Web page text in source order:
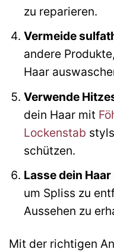
zu reparieren.
Vermeide
andere
Haar
Verwende
dein Haar mit
Lockenstab
schützen.
Lasse dein
um Spliss zu
Aussehen zu
Mit der richtigen